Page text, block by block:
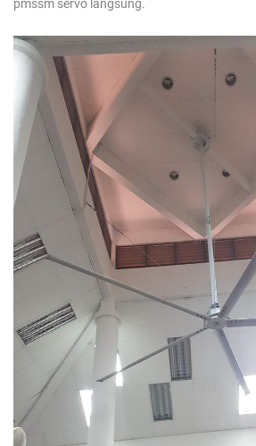
pmssm servo langsung.